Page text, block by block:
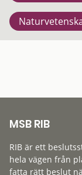
MSB RIB
RIB är ett
hela vägen från
fatta rätt beslut